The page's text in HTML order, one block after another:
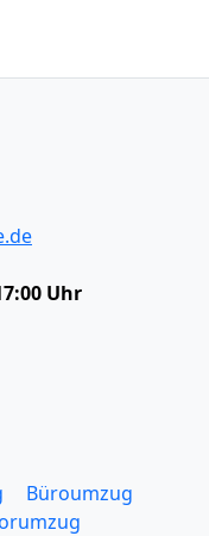
Uhr
Büroumzug